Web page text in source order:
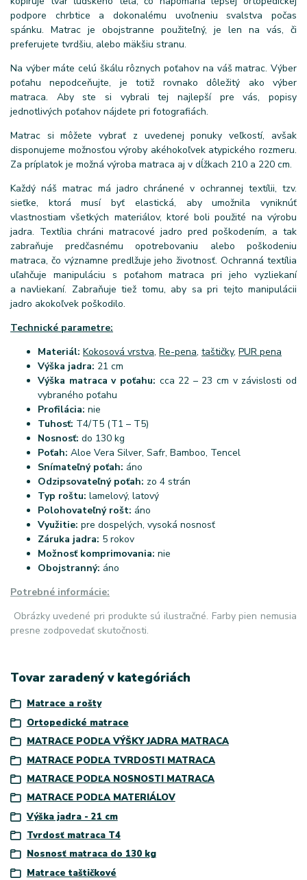
podpore chrbtice a dokonalému uvoľneniu svalstva počas
spánku. Matrac je obojstranne použiteľný, je len na vás, či
preferujete tvrdšiu, alebo mäkšiu stranu.
Na výber máte celú škálu rôznych poťahov na váš matrac. Výber
poťahu nepodceňujte, je totiž rovnako dôležitý ako výber
matraca. Aby ste si vybrali tej najlepší pre vás, popisy
jednotlivých poťahov nájdete pri fotografiách.
Matrac si môžete vybrať z uvedenej ponuky veľkostí, avšak
disponujeme možnosťou výroby akéhokoľvek atypického rozmeru.
Za príplatok je možná výroba matraca aj v dĺžkach 210 a 220 cm.
Každý náš matrac má jadro chránené v ochrannej textílii, tzv.
sieťke, ktorá musí byť elastická, aby umožnila vyniknúť
vlastnostiam všetkých materiálov, ktoré boli použité na výrobu
jadra. Textília chráni matracové jadro pred poškodením, a tak
zabraňuje predčasnému opotrebovaniu alebo poškodeniu
matraca, čo významne predlžuje jeho životnosť. Ochranná textília
uľahčuje manipuláciu s poťahom matraca pri jeho vyzliekaní
a navliekaní. Zabraňuje tiež tomu, aby sa pri tejto manipulácii
jadro akokoľvek poškodilo.
Technické parametre:
Materiál: Kokosová vrstva, Re-pena, taštičky, PUR pena
Výška jadra: 21 cm
Výška matraca v poťahu: cca 22 – 23 cm v závislosti od
vybraného poťahu
Profilácia: nie
Tuhosť: T4/T5 (T1 – T5)
Nosnosť: do 130 kg
Poťah: Aloe Vera Silver, Safr, Bamboo, Tencel
Snímateľný poťah: áno
Odzipsovateľný poťah: zo 4 strán
Typ roštu: lamelový, latový
Polohovateľný rošt: áno
Využitie: pre dospelých, vysoká nosnosť
Záruka jadra: 5 rokov
Možnosť komprimovania: nie
Obojstranný: áno
Potrebné informácie:
Obrázky uvedené pri produkte sú ilustračné. Farby pien nemusia
presne zodpovedať skutočnosti.
Tovar zaradený v kategóriách
Matrace a rošty
Ortopedické matrace
MATRACE PODĽA VÝŠKY JADRA MATRACA
MATRACE PODĽA TVRDOSTI MATRACA
MATRACE PODĽA NOSNOSTI MATRACA
MATRACE PODĽA MATERIÁLOV
Výška jadra - 21 cm
Tvrdosť matraca T4
Nosnosť matraca do 130 kg
Matrace taštičkové